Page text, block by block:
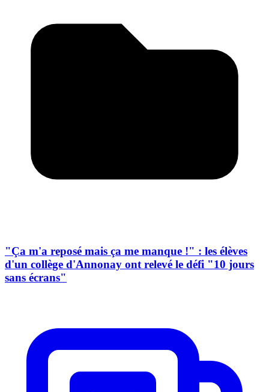
"Ça m'a reposé mais ça me manque !" : les élèves
d'un collège d'Annonay ont relevé le défi "10 jours
sans écrans"